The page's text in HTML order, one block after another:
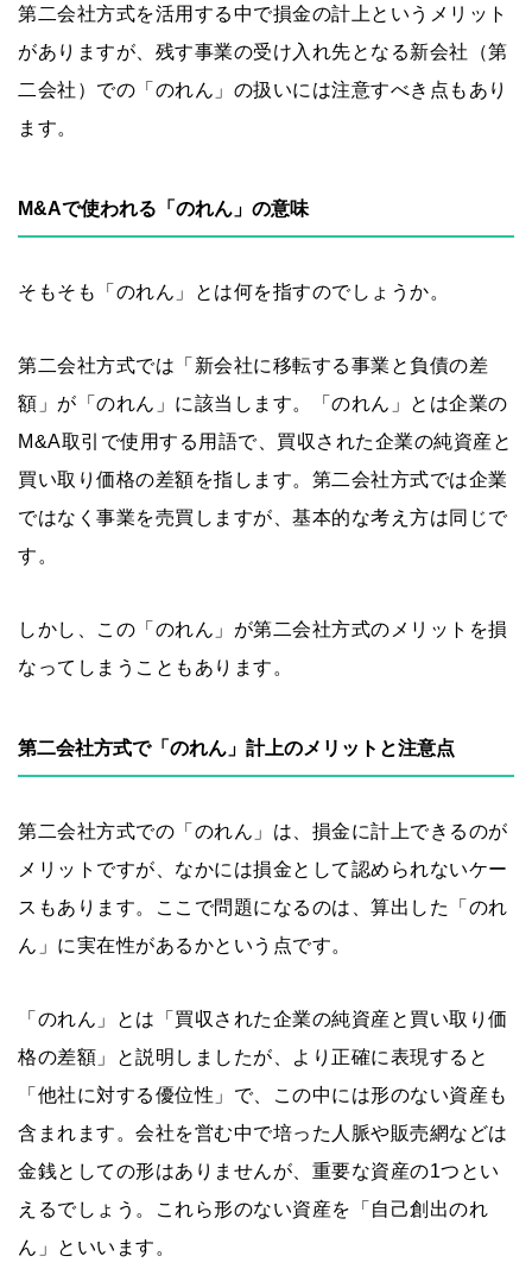
第二会社方式を活用する中で損金の計上というメリット
がありますが、残す事業の受け入れ先となる新会社（第
二会社）での「のれん」の扱いには注意すべき点もあり
ます。
M&Aで使われる「のれん」の意味
そもそも「のれん」とは何を指すのでしょうか。
第二会社方式では「新会社に移転する事業と負債の差
額」が「のれん」に該当します。「のれん」とは企業の
M&A取引で使用する用語で、買収された企業の純資産と
買い取り価格の差額を指します。第二会社方式では企業
ではなく事業を売買しますが、基本的な考え方は同じで
す。
しかし、この「のれん」が第二会社方式のメリットを損
なってしまうこともあります。
第二会社方式で「のれん」計上のメリットと注意点
第二会社方式での「のれん」は、損金に計上できるのが
メリットですが、なかには損金として認められないケー
スもあります。ここで問題になるのは、算出した「のれ
ん」に実在性があるかという点です。
「のれん」とは「買収された企業の純資産と買い取り価
格の差額」と説明しましたが、より正確に表現すると
「他社に対する優位性」で、この中には形のない資産も
含まれます。会社を営む中で培った人脈や販売網などは
金銭としての形はありませんが、重要な資産の1つとい
えるでしょう。これら形のない資産を「自己創出のれ
ん」といいます。